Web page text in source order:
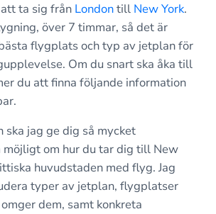
ta sig från Londontill New York.
över 7 timmar, så det är
flygplats och typ av jetplan för
Om du snart ska åka till
du att finna följande information
ska jag ge dig så mycket
möjligt om hur du tar dig till New
huvudstaden med flyg. Jag
typer av jetplan, flygplatser
dem, samt konkreta